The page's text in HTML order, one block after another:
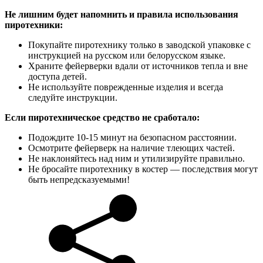
Не лишним будет напомнить и правила использования
пиротехники:
Покупайте пиротехнику только в заводской упаковке с
инструкцией на русском или белорусском языке.
Храните фейерверки вдали от источников тепла и вне
доступа детей.
Не используйте поврежденные изделия и всегда
следуйте инструкции.
Если пиротехническое средство не сработало:
Подождите 10-15 минут на безопасном расстоянии.
Осмотрите фейерверк на наличие тлеющих частей.
Не наклоняйтесь над ним и утилизируйте правильно.
Не бросайте пиротехнику в костер — последствия могут
быть непредсказуемыми!